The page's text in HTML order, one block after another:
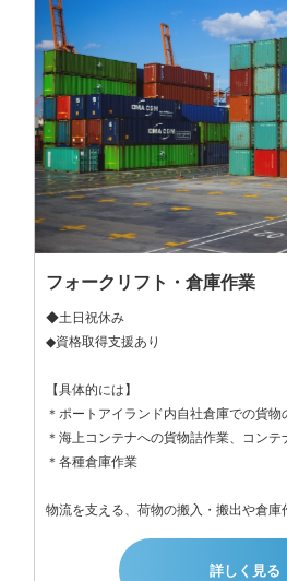
フォークリフト・倉庫作業
◆土日祝休み
◆資格取得支援あり
【具体的には】
＊ポートアイランド内自社倉庫での貨物
＊海上コンテナへの貨物詰作業、コン
＊各種倉庫作業
物流を支える、荷物の搬入・搬出や倉庫
詳しく見る